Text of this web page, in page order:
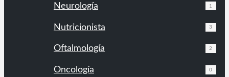
Neurología 1
Nutricionista 3
Oftalmología 2
Oncología 0